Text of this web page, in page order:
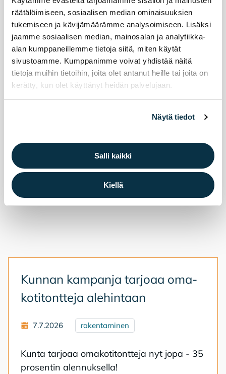
räätälöimiseen, sosiaalisen median ominaisuuksien
tukemiseen ja kävijämäärämme analysoimiseen. Lisäksi
jaamme sosiaalisen median, mainosalan ja analytiikka-
alan kumppaneillemme tietoja siitä, miten käytät
sivustoamme. Kumppanimme voivat yhdistää näitä
tietoja muihin tietoihin, joita olet antanut heille tai joita on
kerätty, kun olet käyttänyt heidän palvelujaan.
Näytä tiedot
Salli kaikki
Kiellä
29.7.2026 liikunta Liikunta
Elä­ke­läis­ten uin­ti­kul­je­tuk­set jat­ku­vat syys­
kuus­sa. Ter­ve­tu­loa mu­kaan!
Eläkeläisten uimahallikuljetukset syksy 2026
Kun­nan kam­pan­ja tar­jo­aa oma­
ko­ti­tont­te­ja ale­hin­taan
7.7.2026 rakentaminen
Kun­ta tar­jo­aa oma­ko­ti­tont­te­ja nyt jopa - 35
pro­sen­tin alen­nuk­sel­la!